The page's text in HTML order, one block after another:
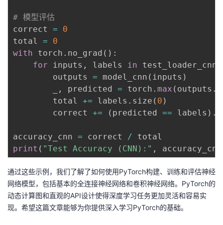
# 模型评估
correct =
0
total =
0
with torch . no_grad ( ) :
for inputs , labels in test_loader_cnn
        outputs
= model_cnn ( inputs )
, predicted = torch . max ( outputs .
        total
+= labels . size ( 0 )
        correct
+= ( predicted == labels ) .
accuracy_cnn = correct /
print ( "Test Accuracy (CNN):" , accuracy_cnn
通过这些示例，我们了解了如何使用PyTorch构建、训练和评估神经
网络模型，包括基本的全连接神经网络和卷积神经网络。PyTorch的
动态计算图和直观的API设计使得深度学习任务更加灵活和容易实
现。希望这篇文章能够为你提供深入学习PyTorch的基础。